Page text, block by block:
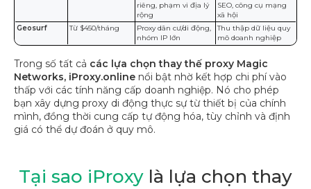
riêng, phạm vi địa lý
rộng
SEO, công cụ mạng
xã hội
Geosurf
Từ $450/tháng
Proxy dân cư/di động,
nhóm IP lớn
Thu thập dữ liệu quy
mô doanh nghiệp
Trong số tất cả các lựa chọn thay thế proxy Magic
Networks, iProxy.online nổi bật nhờ kết hợp chi phí vào
thấp với các tính năng cấp doanh nghiệp. Nó cho phép
bạn xây dựng proxy di động thực sự từ thiết bị của chính
mình, đồng thời cung cấp tự động hóa, tùy chỉnh và định
giá có thể dự đoán ở quy mô.
Tại sao iProxy là lựa chọn thay